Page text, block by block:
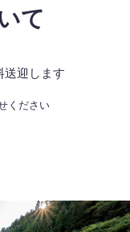
て
送迎します
ください